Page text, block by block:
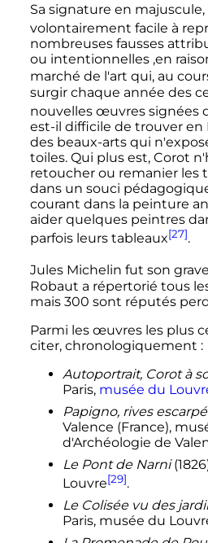
Sa signature en majuscule,
volontairement facile à
nombreuses fausses
ou intentionnelles ,en
marché de l'art qui, au
surgir chaque année des
nouvelles œuvres signées
est-il difficile de trouver en
des beaux-arts qui
toiles. Qui plus est, Corot
retoucher ou remanier les
dans un souci
courant dans la peinture
aider quelques peintres
parfois leurs tableaux[27].
Jules Michelin fut son
Robaut a répertorié tous
mais 300 sont réputés
Parmi les œuvres les plus
citer, chronologiquement :
Autoportrait, Corot à
Paris, musée du
Papigno, rives
Valence (France),
d'Archéologie de
Le Pont de Narni
Louvre[29].
Le Colisée vu des
Paris, musée du